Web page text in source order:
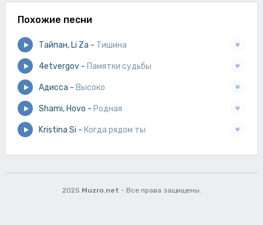
Твое тело дрожит,
Пусть к тебе все пути.
Похожие песни
Тайпан, Li Za - Тишина
4etvergov - Памятки судьбы
Адисса - Высоко
Shami, Hovo - Родная
Kristina Si - Когда рядом ты
2025 Muzro.net - Все права защищены.